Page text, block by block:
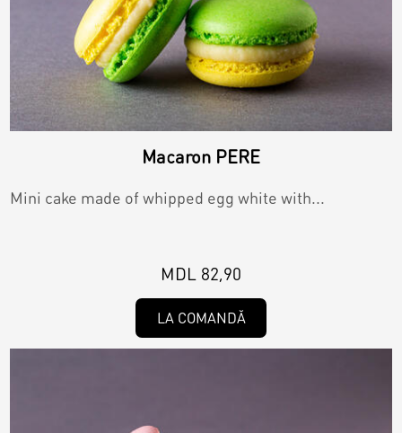
Macaron PERE
Mini cake made of whipped egg white with...
MDL 82,90
LA COMANDĂ